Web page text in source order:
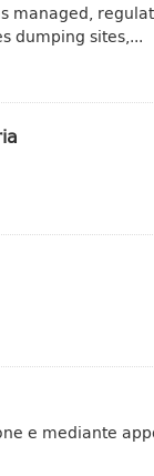
managed,
dumping sites,...
e mediante